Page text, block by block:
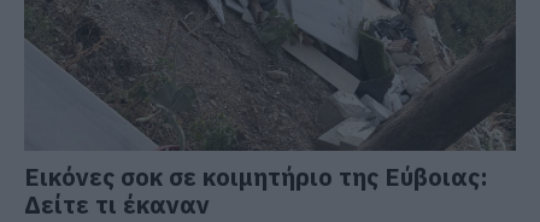
Εικόνες σοκ σε κοιμητήριο της Εύβοιας:
Δείτε τι έκαναν